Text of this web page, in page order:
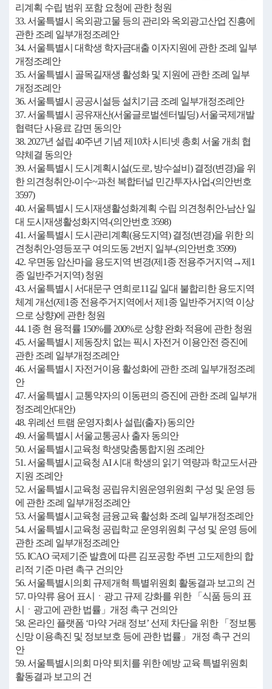
리계획 수립 범위 포함 요청에 관한 청원
33. 서울특별시 옥외광고물 등의 관리와 옥외광고산업 진흥에
관한 조례 일부개정조례안
34. 서울특별시 대학생 학자금대출 이자지원에 관한 조례 일부
개정조례안
35. 서울특별시 골목길재생 활성화 및 지원에 관한 조례 일부
개정조례안
36. 서울특별시 공공시설등 설치기금 조례 일부개정조례안
37. 서울특별시 공유재산(서울글로벌센터빌딩) 서울국제개발
협력단 사용료 감면 동의안
38. 2027년 설립 40주년 기념 제10차 시티넷 총회 서울 개최 협
약체결 동의안
39. 서울특별시 도시계획시설(도로, 방수설비) 결정(변경)을 위
한 의견청취안-이수~과천 복합터널 민간투자사업-(의안번호
3597)
40. 서울특별시 도시재생활성화계획 수립 의견청취안-남산 일
대 도시재생활성화지역-(의안번호 3598)
41. 서울특별시 도시관리계획(용도지역) 결정(변경)을 위한 의
견청취안-영등포구 여의도동 2번지 일부-(의안번호 3599)
42. 우면동 암산마을 용도지역 변경(제1종 전용주거지역→제1
종 일반주거지역) 청원
43. 서울특별시 서대문구 연희로11길 일대 불합리한 용도지역
체계 개선(제1종 전용주거지역에서 제1종 일반주거지역 이상
으로 상향)에 관한 청원
44. 1종 현 용적률 150%를 200%로 상향 완화 적용에 관한 청원
45. 서울특별시 제동장치 없는 픽시 자전거 이용안전 증진에
관한 조례 일부개정조례안
46. 서울특별시 자전거이용 활성화에 관한 조례 일부개정조례
안
47. 서울특별시 교통약자의 이동편의 증진에 관한 조례 일부개
정조례안(대안)
48. 위례선 트램 운영자회사 설립(출자) 동의안
49. 서울특별시 서울교통공사 출자 동의안
50. 서울특별시교육청 학생맞춤통합지원 조례안
51. 서울특별시교육청 AI 시대 학생의 읽기 역량과 학교도서관
지원 조례안
52. 서울특별시교육청 공립유치원운영위원회 구성 및 운영 등
에 관한 조례 일부개정조례안
53. 서울특별시교육청 금융교육 활성화 조례 일부개정조례안
54. 서울특별시교육청 공립학교 운영위원회 구성 및 운영 등에
관한 조례 일부개정조례안
55. ICAO 국제기준 발효에 따른 김포공항 주변 고도제한의 합
리적 기준 마련 촉구 건의안
56. 서울특별시의회 규제개혁 특별위원회 활동결과 보고의 건
57. 마약류 용어 표시ㆍ광고 규제 강화를 위한 「식품 등의 표
시ㆍ광고에 관한 법률」개정 촉구 건의안
58. 온라인 플랫폼 ‘마약 거래 정보’ 선제 차단을 위한 「정보통
신망 이용촉진 및 정보보호 등에 관한 법률」 개정 촉구 건의
안
59. 서울특별시의회 마약 퇴치를 위한 예방 교육 특별위원회
활동결과 보고의 건